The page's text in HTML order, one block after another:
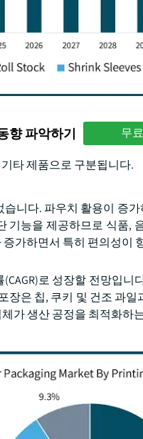
향 파악하기 무
타 제품으로 구분됩니다.
니다. 파우치 활용이 증
기능을 제공하므로 식품,
가하면서 특히 편의성이
로 성장할 전망입
장은 칩, 쿠키 및 건조 과
가 생산 공정을 최적화하